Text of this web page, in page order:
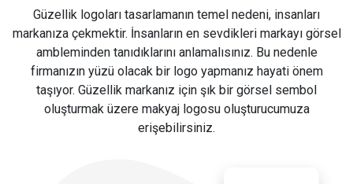
Güzellik logoları tasarlamanın temel nedeni, insanları
markanıza çekmektir. İnsanların en sevdikleri markayı görsel
ambleminden tanıdıklarını anlamalısınız. Bu nedenle
firmanızın yüzü olacak bir logo yapmanız hayati önem
taşıyor. Güzellik markanız için şık bir görsel sembol
oluşturmak üzere makyaj logosu oluşturucumuza
erişebilirsiniz.